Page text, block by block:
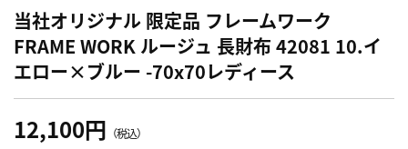
当社オリジナル 限定品 フレームワーク
FRAME WORK ルージュ 長財布 42081 10.イ
エロー×ブルー -70x70レディース
12,100円 （税込）